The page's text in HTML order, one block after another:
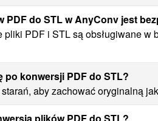
PDF do STL w AnyConv jest
PDF i STL są obsługiwane
po konwersji PDF do STL?
aby zachować oryginalną